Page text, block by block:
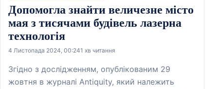
Допомогла знайти величезне місто
мая з тисячами будівель лазерна
технологія
4 Листопада 2024, 00:241 хв читання
Згідно з дослідженням, опублікованим 29
жовтня в журналі Antiquity, який належить